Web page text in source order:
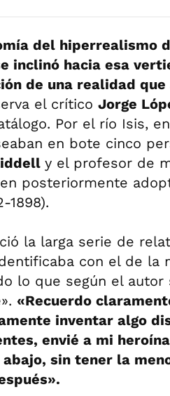
del hiperrealismo
inclinó hacia esa
de una realidad
el crítico Jorge
Por el río Isis,
en bote cinco
y el profesor de
posteriormente
1898).
la larga serie de
con el de la
lo que según el
«Recuerdo
inventar algo
envié a mi
abajo, sin tener la